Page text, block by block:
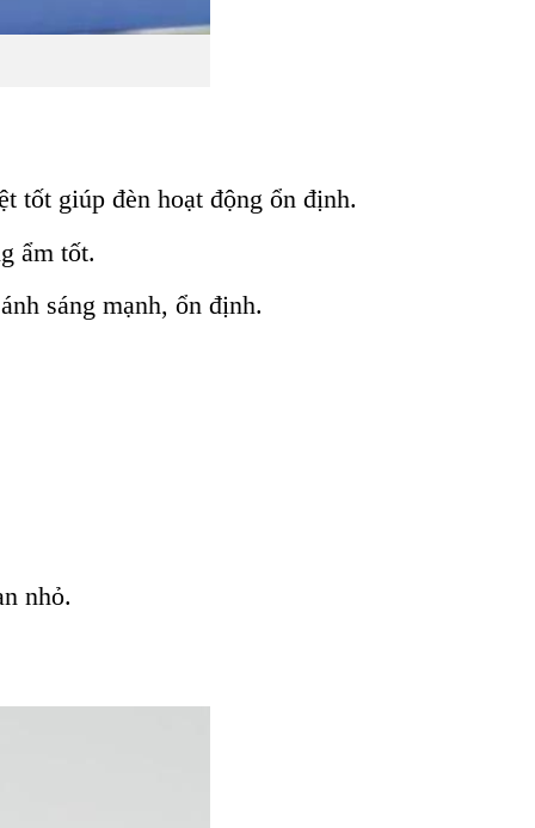
tốt giúp đèn hoạt động ổn định.
ẩm tốt.
sáng mạnh, ổn định.
nhỏ.